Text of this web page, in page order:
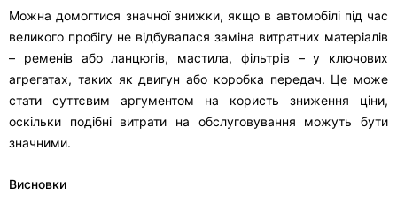
Можна домогтися значної знижки, якщо в автомобілі під час
великого пробігу не відбувалася заміна витратних матеріалів
– ременів або ланцюгів, мастила, фільтрів – у ключових
агрегатах, таких як двигун або коробка передач. Це може
стати суттєвим аргументом на користь зниження ціни,
оскільки подібні витрати на обслуговування можуть бути
значними.
Висновки